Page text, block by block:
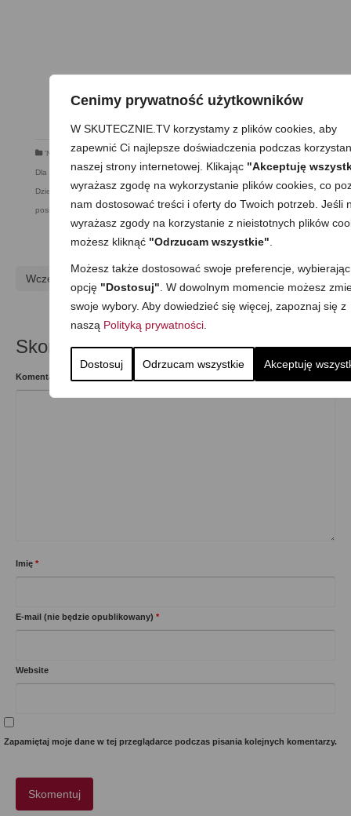
Cenimy prywatność użytkowników
W SKUTECZNIE.TV korzystamy z plików cookies, aby
zapewnić Ci najlepsze doświadczenia podczas
naszej strony internetowej. Klikając "Akceptuję
wyrażasz zgodę na wykorzystanie plików cookies, co
nam dostosować treści i oferty do Twoich potrzeb. Jeśli
wyrażasz zgody na korzystanie z nieistotnych plików
możesz kliknąć "Odrzucam wszystkie"
Możesz także dostosować swoje preferencje, wybierając
opcję "Dostosuj" . W dowolnym momencie możesz
swoje wybory. Aby dowiedzieć się więcej, zapoznaj się z
naszą Polityką prywatności.
Dostosuj Odrzucam wszystkie Akceptuję
'Nie-łączenie' składników ,Bez nabiału i jajek,Bezglutenowa ,Bezmleczna,
Dla dzieci ,Dla matek karmiących,Dla niespodziewanych gości,Do pracy,
Dzień Dziecka ,Kolacja ,Mega proste ,Obiad ,Przekąska, Romantyczny
posiłek Składnik: owoce i warzywa, Surówki i sałatki ,Wegetariańska
Wcześniejszy Następny
Skomentuj
Komentarz
Imię *
E-mail (nie będzie opublikowany) *
Website
Zapamiętaj moje dane w tej przeglądarce podczas pisania kolejnych komentarzy.